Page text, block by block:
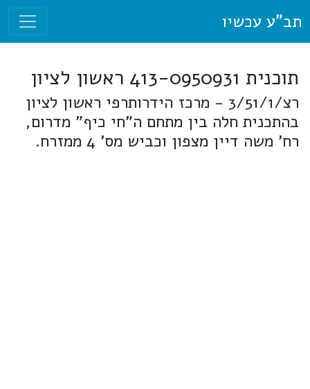
תב"ע עכשיו
תוכנית 413-0950931 ראשון לציון
רצ/3/51/1 - מרכז הידרותרפי ראשון לציון
בהתכנית חלה בין מתחם ה"חי כיף" מדרום,
רח' משה דיין מצפון וכביש מס' 4 ממזרח.